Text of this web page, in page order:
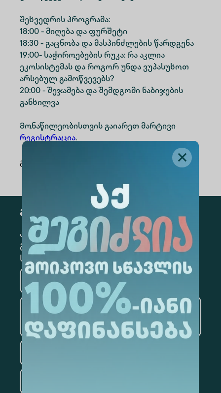
Შეხვედრის პროგრამა:
18:00 - მიღება და ფურშეტი
18:30 - გაცნობა და მასპინძლების წარდგენა
19:00- საჭიროებების რუკა: რა აკლია
ეკოსისტემას და როგორ უნდა ვუპასუხოთ
არსებულ გამოწვევებს?
20:00 - შეჯამება და შემდგომი ნაბიჯების
განხილვა
Მონაწილეობისთვის გაიარეთ მარტივი
რეგისტრაცია.
გაზიარება
გამოწერა
კონკრეტული მიმართულების
გამოსაწერად, მონიშნეთ შესაბამისი
სექცია
მედიცინა ბიზნესი
საინფორმაციო
ტექნოლოგიები